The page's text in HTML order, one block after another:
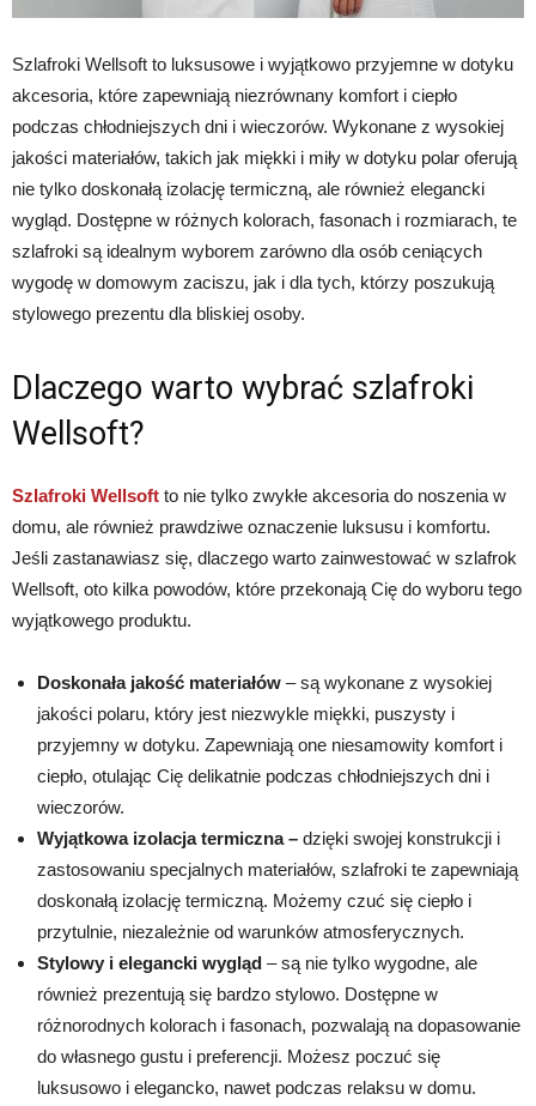
Szlafroki Wellsoft to luksusowe i wyjątkowo przyjemne w dotyku
akcesoria, które zapewniają niezrównany komfort i ciepło
podczas chłodniejszych dni i wieczorów. Wykonane z wysokiej
jakości materiałów, takich jak miękki i miły w dotyku polar oferują
nie tylko doskonałą izolację termiczną, ale również elegancki
wygląd. Dostępne w różnych kolorach, fasonach i rozmiarach, te
szlafroki są idealnym wyborem zarówno dla osób ceniących
wygodę w domowym zaciszu, jak i dla tych, którzy poszukują
stylowego prezentu dla bliskiej osoby.
Dlaczego warto wybrać szlafroki
Wellsoft?
Szlafroki Wellsoft to nie tylko zwykłe akcesoria do noszenia w
domu, ale również prawdziwe oznaczenie luksusu i komfortu.
Jeśli zastanawiasz się, dlaczego warto zainwestować w szlafrok
Wellsoft, oto kilka powodów, które przekonają Cię do wyboru tego
wyjątkowego produktu.
Doskonała jakość materiałów – są wykonane z wysokiej
jakości polaru, który jest niezwykle miękki, puszysty i
przyjemny w dotyku. Zapewniają one niesamowity komfort i
ciepło, otulając Cię delikatnie podczas chłodniejszych dni i
wieczorów.
Wyjątkowa izolacja termiczna – dzięki swojej konstrukcji i
zastosowaniu specjalnych materiałów, szlafroki te zapewniają
doskonałą izolację termiczną. Możemy czuć się ciepło i
przytulnie, niezależnie od warunków atmosferycznych.
Stylowy i elegancki wygląd – są nie tylko wygodne, ale
również prezentują się bardzo stylowo. Dostępne w
różnorodnych kolorach i fasonach, pozwalają na dopasowanie
do własnego gustu i preferencji. Możesz poczuć się
luksusowo i elegancko, nawet podczas relaksu w domu.